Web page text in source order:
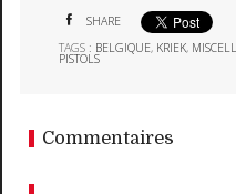
SHARE
TAGS : BELGIQUE, KRIEK,
PISTOLS
Commentaires